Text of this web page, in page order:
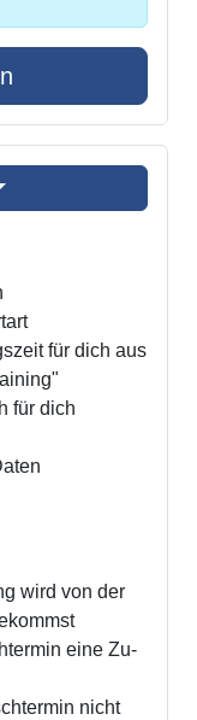
für dich aus
für dich
wird von der
eine Zu-
nicht